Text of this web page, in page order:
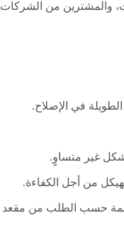
والمشترين من الشركات
في الإصلاح.
غير متساوٍ.
من أجل الكفاءة.
حسب الطلب من مقعد